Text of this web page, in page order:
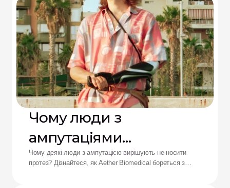
Чому люди з
ампутаціями
відмовляються від
Чому деякі люди з ампутацією вирішують не носити
протез? Дізнайтеся, як Aether Biomedical бореться з